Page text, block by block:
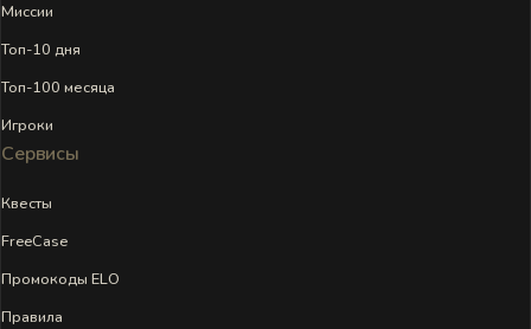
Миссии
Топ-10 дня
Топ-100 месяца
Игроки
Сервисы
Квесты
FreeCase
Промокоды ELO
Правила